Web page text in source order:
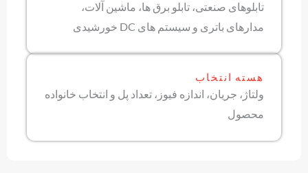
تابلوهای صنعتی، تابلو برق ها، ماشین آلات،
مدارهای باتری و سیستم های DC خورشیدی
هسته انتخاب
ولتاژ، جریان، اندازه فیوز، تعداد پل و انتخاب خانواده
محصول